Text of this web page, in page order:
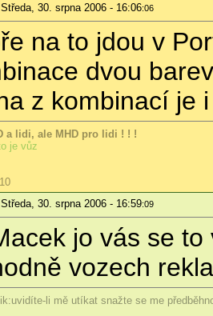
30. srpna 2006 - 16:06:06
na to jdou v
dvou
z kombinací je
a lidi, ale MHD pro lidi ! ! !
je vůz
30. srpna 2006 - 16:59:09
jo vás se
vozech
li mě utíkat snažte se me